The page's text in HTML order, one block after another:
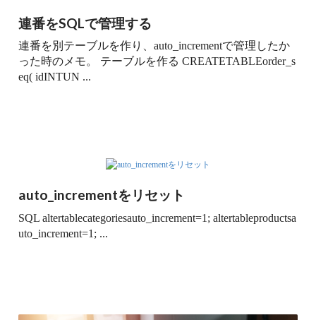
連番をSQLで管理する
連番を別テーブルを作り、auto_incrementで管理したか
った時のメモ。 テーブルを作る CREATETABLEorder_s
eq( idINTUN ...
auto_incrementをリセット
SQL altertablecategoriesauto_increment=1; altertableproductsa
uto_increment=1; ...